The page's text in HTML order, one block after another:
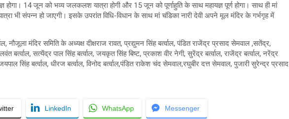
होगा। 14 जून को भव्य जलकलश यात्रा होगी और 15 जून को पूर्णाहुति के साथ महायज्ञ पूर्ण होगा। साथ ही मां
भी संपन्न हो जाएगी। इसके उपरांत वि​धि-विधान के साथ मां चंडिका नारी देवी अपने मूल मंदिर के गर्भगृह में
नौजूला मंदिर समिति के अध्यक्ष दीक्षराज रावत, प्रद्युमन सिंह बर्त्वाल, पंडित राजेंद्र प्रसाद सेमवाल ,सतेंद्र,
बर्त्वाल, सत्येंद्र पाल सिंह बर्त्वाल, जयकृत सिंह बिष्ट, प्रकाश वीर नेगी, सुरेंद्र बर्त्वाल, राजेंद्र बर्त्वाल, नरेंद्र
सिंह बर्त्वाल, धीरज बर्त्वाल, विनोद बर्त्वाल,पंडित राकेश चंद सेमवाल,रघुबीर दत्त सेमवाल, पुजारी सुरेन्द्र प्रसाद
LinkedIn WhatsApp Messenger